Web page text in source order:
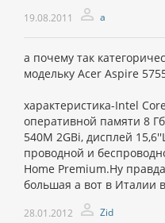
19.08.2011 а
а почему так
модельку Acer Aspire
характеристика-Intel
оперативной памяти 8
540M 2GBi, дисплей
проводной и
Home Premium.Ну
большая а вот в Италии
28.01.2012 Zid